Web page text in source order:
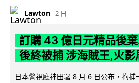
Lawton 2 日
訂購 43 億日元精品後
後終被捕 涉海賊王,火影
日本警視廳神田署 8 月 6 日公布，拘捕